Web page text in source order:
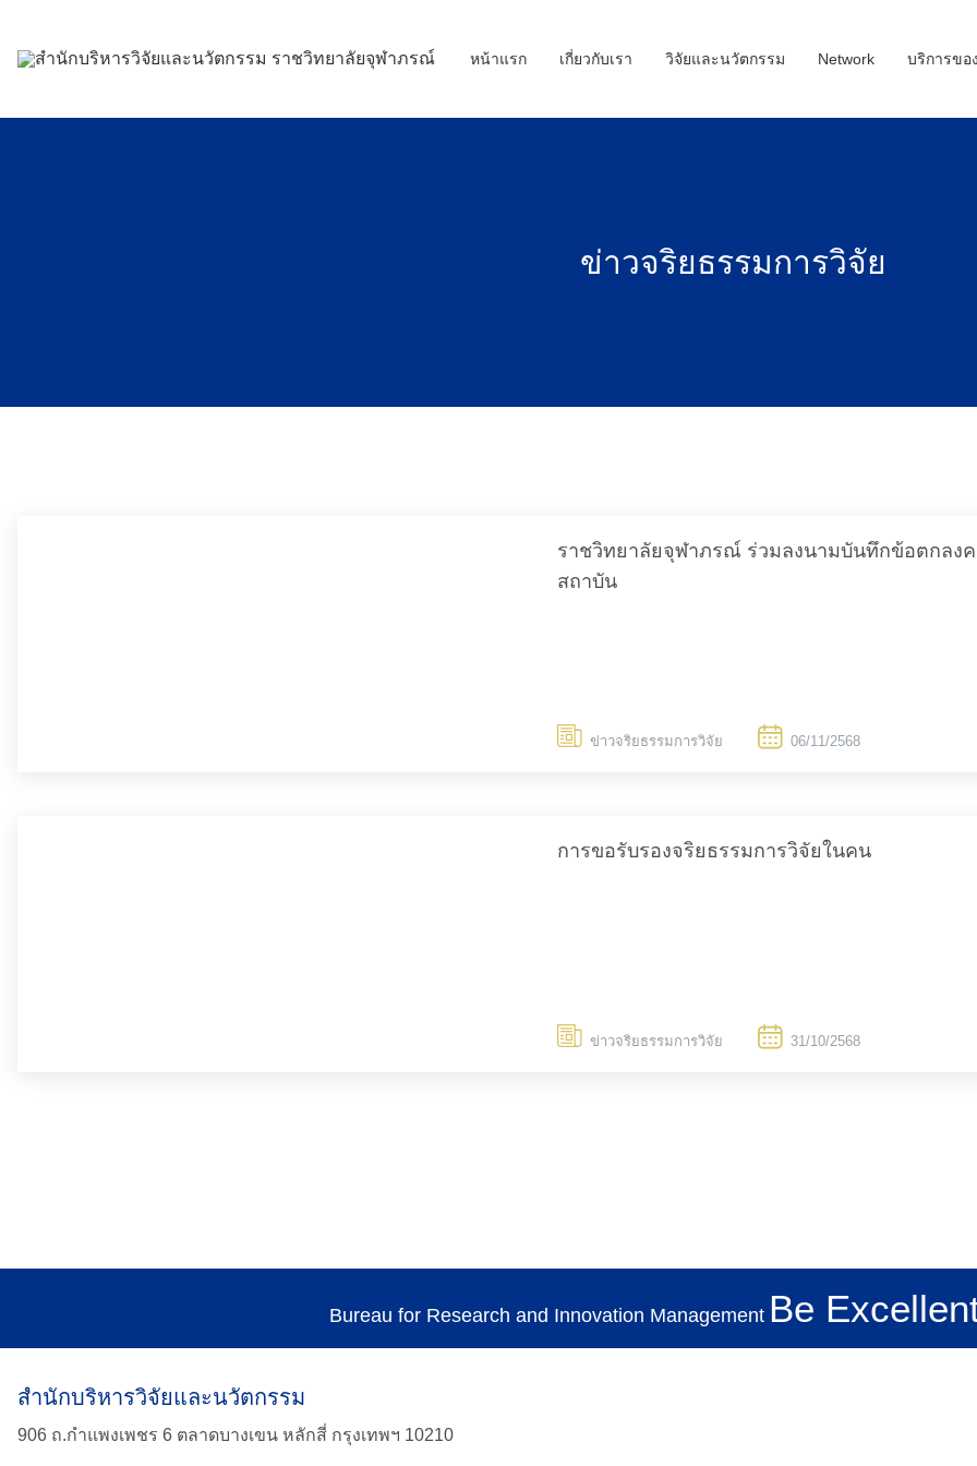
content
หน้าแรก เกี่ยวกับเรา วิจัยและนวัตกรรม Network บริการขอ
ข่าวจริยธรรมการวิจัย
ราชวิทยาลัยจุฬาภรณ์ ร่วมลงนามบันทึกข้อตกลง
สถาบัน
ข่าวจริยธรรมการวิจัย 06/11/2568
การขอรับรองจริยธรรมการวิจัยในคน
ข่าวจริยธรรมการวิจัย 31/10/2568
Bureau for Research and Innovation Management Be
สำนักบริหารวิจัยและนวัตกรรม
906 ถ.กำแพงเพชร 6 ตลาดบางเขน หลักสี่ กรุงเทพฯ 10210